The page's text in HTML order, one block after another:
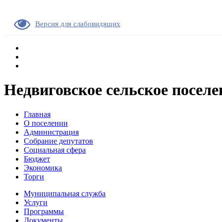
Версия для слабовидящих
Недвиговское сельское
Главная
О поселении
Администрация
Собрание депутатов
Социальная сфера
Бюджет
Экономика
Торги
Муниципальная служба
Услуги
Программы
Документы